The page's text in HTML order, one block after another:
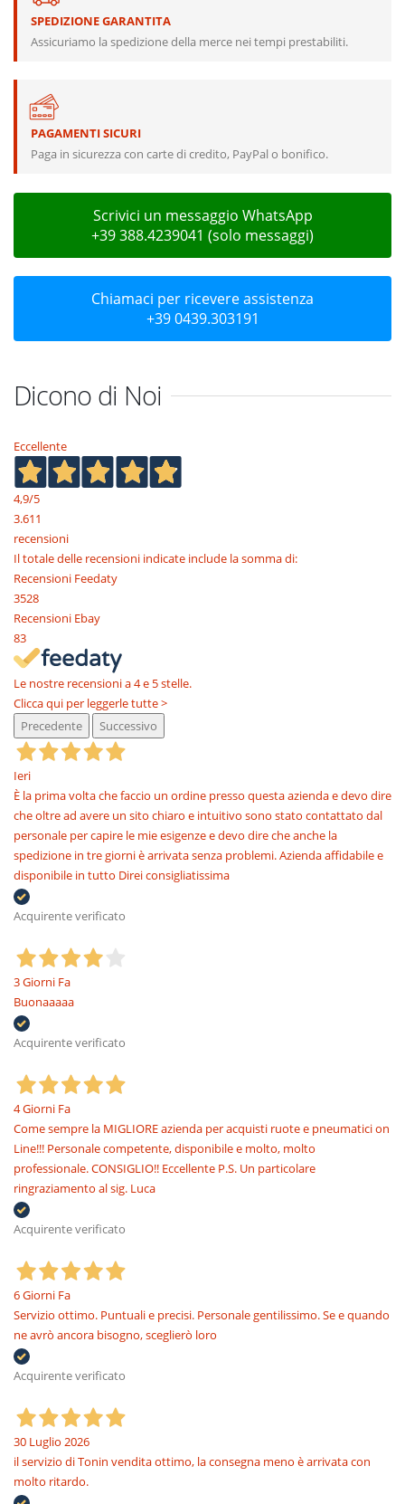
SPEDIZIONE GARANTITA
Assicuriamo la spedizione della merce nei tempi prestabiliti.
PAGAMENTI SICURI
Paga in sicurezza con carte di credito, PayPal o bonifico.
Scrivici un messaggio WhatsApp
+39 388.4239041 (solo messaggi)
Chiamaci per ricevere assistenza
+39 0439.303191
Dicono di Noi
Eccellente
4,9/5
3.611
recensioni
Il totale delle recensioni indicate include la somma di:
Recensioni Feedaty
3528
Recensioni Ebay
83
Le nostre recensioni a 4 e 5 stelle.
Clicca qui per leggerle tutte >
Precedente
Successivo
Ieri
È la prima volta che faccio un ordine presso questa azienda e devo dire
che oltre ad avere un sito chiaro e intuitivo sono stato contattato dal
personale per capire le mie esigenze e devo dire che anche la
spedizione in tre giorni è arrivata senza problemi. Azienda affidabile e
disponibile in tutto Direi consigliatissima
Acquirente verificato
3 Giorni Fa
Buonaaaaa
Acquirente verificato
4 Giorni Fa
Come sempre la MIGLIORE azienda per acquisti ruote e pneumatici on
Line!!! Personale competente, disponibile e molto, molto
professionale. CONSIGLIO!! Eccellente P.S. Un particolare
ringraziamento al sig. Luca
Acquirente verificato
6 Giorni Fa
Servizio ottimo. Puntuali e precisi. Personale gentilissimo. Se e quando
ne avrò ancora bisogno, sceglierò loro
Acquirente verificato
30 Luglio 2026
il servizio di Tonin vendita ottimo, la consegna meno è arrivata con
molto ritardo.